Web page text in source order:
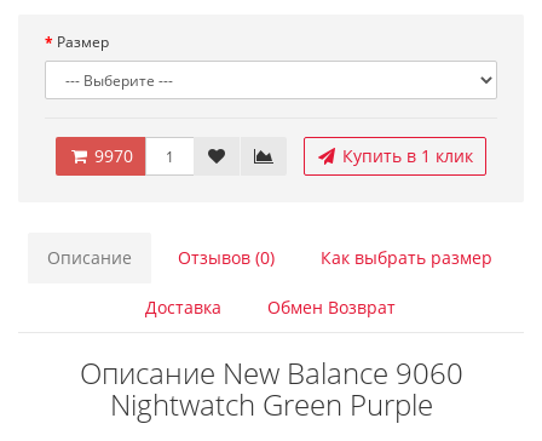
Размер
9970 Купить в 1 клик
Описание Отзывов (0) Как выбрать размер
Доставка Обмен Возврат
Описание New Balance 9060
Nightwatch Green Purple